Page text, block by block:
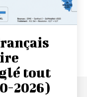
tout
2026)